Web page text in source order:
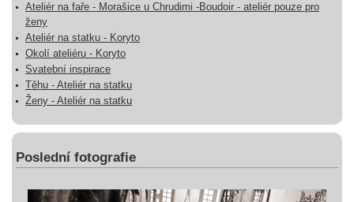
Ateliér na faře - Morašice u Chrudimi -Boudoir - ateliér pouze pro
ženy
Ateliér na statku - Koryto
Okolí ateliéru - Koryto
Svatební inspirace
Těhu - Ateliér na statku
Ženy - Ateliér na statku
Poslední fotografie